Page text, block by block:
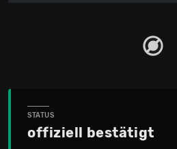
STATUS
offiziell bestätigt